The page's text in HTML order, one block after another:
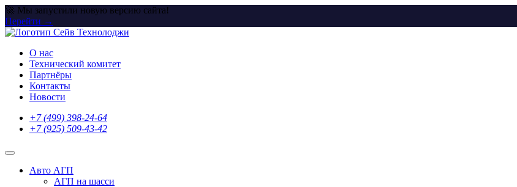
🚀 Мы запустили новую версию сайта!
Перейти →
Skip
contentО нас
Технический комитет
Партнёры
Контакты
Новости
+7 (499) 398-24-64
+7 (925) 509-43-42
Авто АГП
АГП на шасси